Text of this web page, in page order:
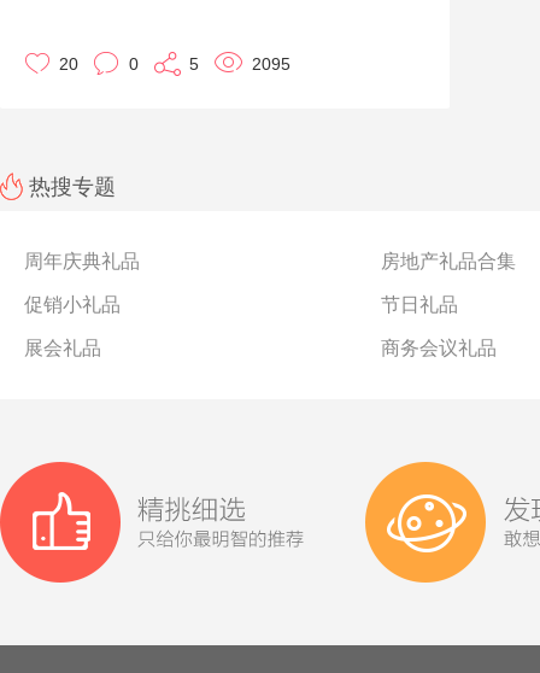
饭后津津乐道的话题。
本来身上背着的KPI就很沉重了，这些琐碎的“小事”，
交给我们优礼品吧
的搭配礼品 ，
题。礼盒中的贺卡
更不用担心，小优也都帮您想好啦。
只有您想不到的地方，没有我们优礼品搞不定的创意！创
斯、华美、稻香村、星巴克等品牌的全新系列！让您轻轻
松松成为朋友圈里“别人家的老板”
接下来小优先给大大们介绍一下主角月饼的新品礼盒有哪
些吧！
20 0 5 2095
热搜专题
周年庆典礼品 房地产礼品合集
促销小礼品 节日礼品
展会礼品 商务会议礼品